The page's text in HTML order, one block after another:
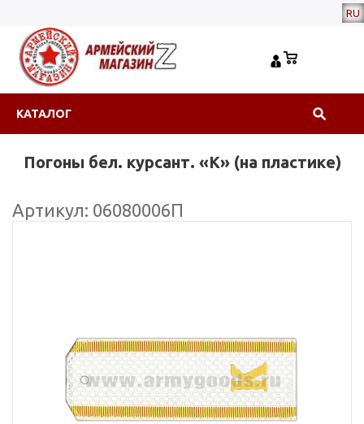
RU
КАТАЛОГ
Погоны бел. курсант. «К» (на пластике)
Артикул: 06080006П